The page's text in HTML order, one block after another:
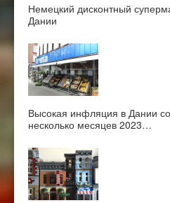
Немецкий дисконтный
Дании
Высокая инфляция в Дании
несколько месяцев 2023…